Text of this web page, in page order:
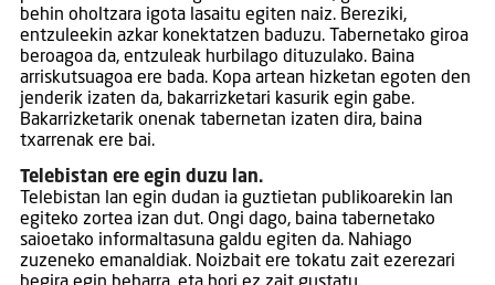
behin oholtzara igota lasaitu egiten naiz. Bereziki,
entzuleekin azkar konektatzen baduzu. Tabernetako giroa
beroagoa da, entzuleak hurbilago dituzulako. Baina
arriskutsuagoa ere bada. Kopa artean hizketan egoten den
jenderik izaten da, bakarrizketari kasurik egin gabe.
Bakarrizketarik onenak tabernetan izaten dira, baina
txarrenak ere bai.
Telebistan ere egin duzu lan.
Telebistan lan egin dudan ia guztietan publikoarekin lan
egiteko zortea izan dut. Ongi dago, baina tabernetako
saioetako informaltasuna galdu egiten da. Nahiago
zuzeneko emanaldiak. Noizbait ere tokatu zait ezerezari